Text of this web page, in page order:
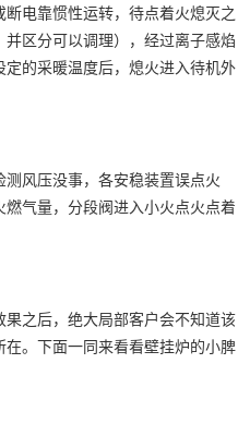
电靠惯性运转，待点着火熄灭之
区分可以调理），经过离子感焰
的采暖温度后，熄火进入待机外
风压没事，各安稳装置误点火
气量，分段阀进入小火点火点着
之后，绝大局部客户会不知道该
。下面一同来看看壁挂炉的小脾